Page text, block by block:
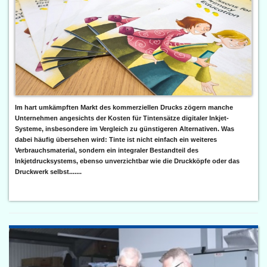
Im hart umkämpften Markt des kommerziellen Drucks zögern manche
Unternehmen angesichts der Kosten für Tintensätze digitaler Inkjet-
Systeme, insbesondere im Vergleich zu günstigeren Alternativen. Was
dabei häufig übersehen wird: Tinte ist nicht einfach ein weiteres
Verbrauchsmaterial, sondern ein integraler Bestandteil des
Inkjetdrucksystems, ebenso unverzichtbar wie die Druckköpfe oder das
Druckwerk selbst.......